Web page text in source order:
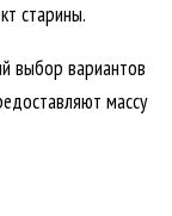
старины.
выбор вариантов
массу